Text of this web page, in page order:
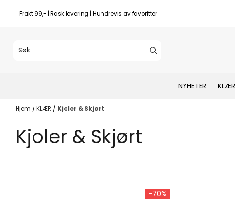
Hopp til innhold
Frakt 99,- | Rask levering | Hundrevis av favoritter
NYHETER KLÆR
Hjem / KLÆR / Kjoler & Skjørt
Kjoler & Skjørt
-70%